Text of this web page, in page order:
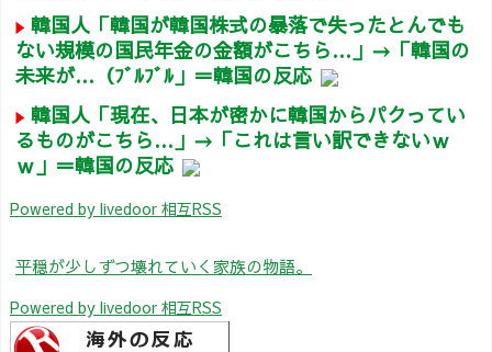
韓国人「韓国が韓国株式の暴落で失ったとんでも
ない規模の国民年金の金額がこちら…」→「韓国の
未来が…（ﾌﾞﾙﾌﾞﾙ」＝韓国の反応
韓国人「現在、日本が密かに韓国からパクってい
るものがこちら…」→「これは言い訳できないｗ
ｗ」＝韓国の反応
Powered by livedoor 相互RSS
平穏が少しずつ壊れていく家族の物語。
Powered by livedoor 相互RSS